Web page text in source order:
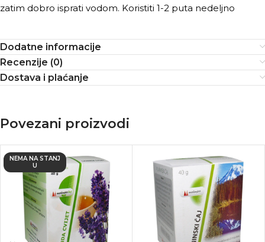
zatim dobro isprati vodom. Koristiti 1-2 puta nedeljno
Dodatne informacije
Recenzije (0)
Dostava i plaćanje
Povezani proizvodi
NEMA NA STANJ
U